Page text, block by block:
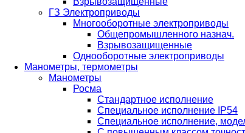
ГЗ Электроприводы
Многооборотные электроприводы
Общепромышленного назнач.
Взрывозащищенные
Однооборотные электроприводы
Манометры, термометры
Манометры
Росма
Стандартное исполнение
Специальное исполнение IP54
Специальное исполнение,